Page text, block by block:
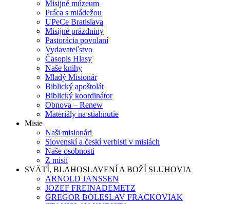
Misijné múzeum
Práca s mládežou
UPeCe Bratislava
Misijné prázdniny
Pastorácia povolaní
Vydavateľstvo
Časopis Hlasy
Naše knihy
Mladý Misionár
Biblický apoštolát
Biblický koordinátor
Obnova – Renew
Materiály na stiahnutie
Misie
Naši misionári
Slovenskí a českí verbisti v misiách
Naše osobnosti
Z misií
SVÄTÍ, BLAHOSLAVENÍ A BOŽÍ SLUHOVIA
ARNOLD JANSSEN
JOZEF FREINADEMETZ
GREGOR BOLESLAV FRACKOVIAK